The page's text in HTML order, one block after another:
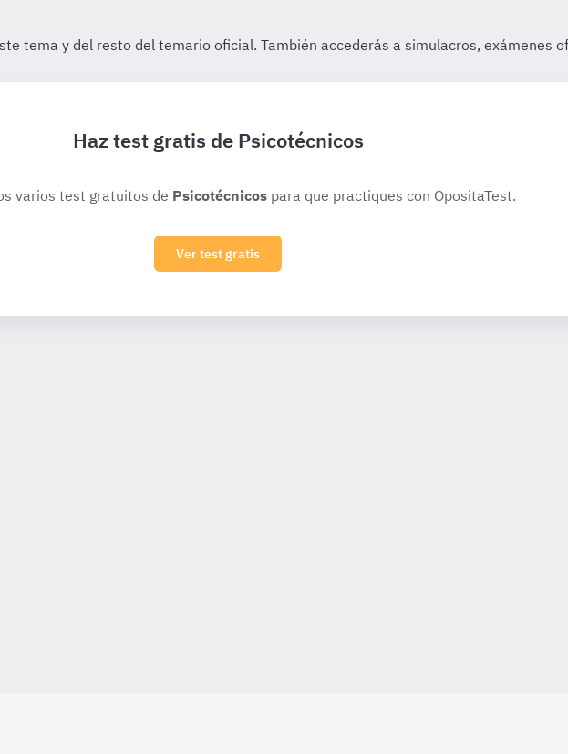
Haz test gratis de Psicotécnicos
varios test gratuitos de Psicotécnicos para que practiques con OpositaTest.
Ver test gratis